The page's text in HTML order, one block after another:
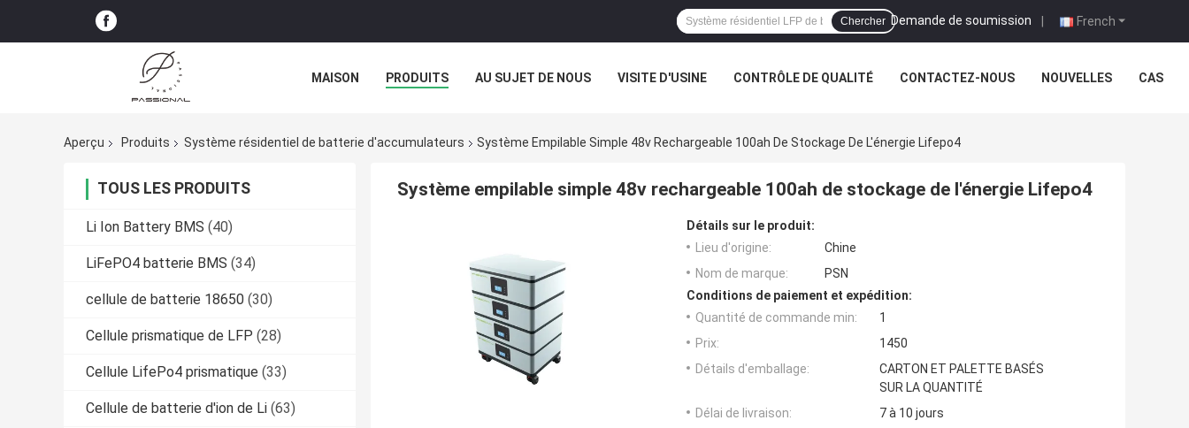
French
Demande de soumission |
Chercher
MAISON PRODUITS AU SUJET DE NOUS VISITE D'USINE CONTRÔLE DE QUALITÉ CONTACTEZ-NOUS NOUVELLES CAS
Aperçu Produits Système résidentiel de batterie d'accumulateurs Système Empilable Simple 48v Rechargeable 100ah De Stockage De L'énergie Lifepo4
TOUS LES PRODUITS
Li Ion Battery BMS (40)
LiFePO4 batterie BMS (34)
cellule de batterie 18650 (30)
Cellule prismatique de LFP (28)
Cellule LifePo4 prismatique (33)
Cellule de batterie d'ion de Li (63)
Système empilable simple 48v rechargeable 100ah de stockage de l'énergie Lifepo4
Détails sur le produit:
Lieu d'origine:
Chine
Nom de marque:
PSN
Conditions de paiement et expédition:
Quantité de commande min:
1
Prix:
1450
Détails d'emballage:
CARTON ET PALETTE BASÉS
SUR LA QUANTITÉ
Délai de livraison:
7 à 10 jours